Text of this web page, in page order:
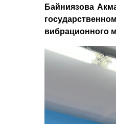
Байниязова
вибрационного